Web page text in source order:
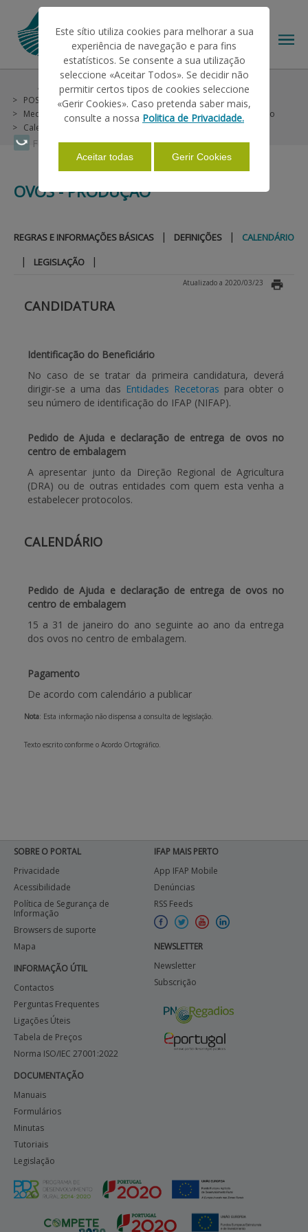
Faça Swipe para ver o menu
O IFAP
AJUDAS/APOIOS
INFORMAÇÕES
ESTATÍSTICAS
Entrar / Registar
Ajudas/Apoios
Outras Ajudas
POSEI Madeira (não incluídas no PU)
Medida 2 - Fileiras Agropecuárias (Animais)
Ovos - Produção
Calendário
OVOS - PRODUÇÃO
REGRAS E INFORMAÇÕES BÁSICAS | DEFINIÇÕES | CALENDÁRIO
| LEGISLAÇÃO |
Atualizado a 2020/03/23
CANDIDATURA
Identificação do Beneficiário
No caso de se tratar da primeira candidatura, deverá
dirigir-se a uma das Entidades Recetoras para obter o
seu número de identificação do IFAP (NIFAP).
Pedido de Ajuda e declaração de entrega de ovos no
centro de embalagem
A apresentar junto da Direção Regional de Agricultura
(DRA) ou de outras entidades com quem esta venha a
estabelecer protocolos.
CALENDÁRIO
Pedido de Ajuda e declaração de entrega de ovos no
centro de embalagem
15 a 31 de janeiro do ano seguinte ao ano da entrega
dos ovos no centro de embalagem.
Pagamento
De acordo com calendário a publicar
Nota: Esta informação não dispensa a consulta de legislação.
Texto escrito conforme o Acordo Ortográfico.
SOBRE O PORTAL
Privacidade
Acessibilidade
Política de Segurança de
Informação
Browsers de suporte
Mapa
INFORMAÇÃO ÚTIL
Contactos
Perguntas Frequentes
Ligações Úteis
Tabela de Preços
Norma ISO/IEC 27001:2022
DOCUMENTAÇÃO
Manuais
Formulários
Minutas
Tutoriais
Legislação
IFAP MAIS PERTO
App IFAP Mobile
Denúncias
RSS Feeds
NEWSLETTER
Newsletter
Subscrição
Este sítio utiliza cookies para melhorar a sua
experiência de navegação e para fins
estatísticos. Se consente a sua utilização
seleccione «Aceitar Todos». Se decidir não
permitir certos tipos de cookies seleccione
«Gerir Cookies». Caso pretenda saber mais,
consulte a nossa Politica de Privacidade.
Aceitar todas Gerir Cookies